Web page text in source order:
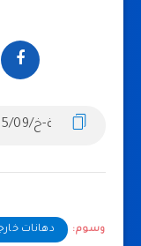
وسوم: دهانات